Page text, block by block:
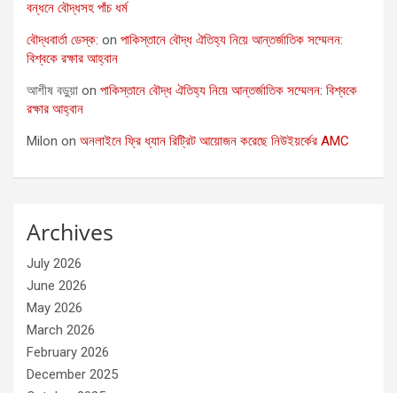
বন্ধনে বৌদ্ধসহ পাঁচ ধর্ম
বৌদ্ধবার্তা ডেস্ক: on পাকিস্তানে বৌদ্ধ ঐতিহ্য নিয়ে আন্তর্জাতিক সম্মেলন:
বিশ্বকে রক্ষার আহ্বান
আশীষ বড়ুয়া on পাকিস্তানে বৌদ্ধ ঐতিহ্য নিয়ে আন্তর্জাতিক সম্মেলন: বিশ্বকে
রক্ষার আহ্বান
Milon on অনলাইনে ফ্রি ধ্যান রিট্রিট আয়োজন করেছে নিউইয়র্কের AMC
Archives
July 2026
June 2026
May 2026
March 2026
February 2026
December 2025